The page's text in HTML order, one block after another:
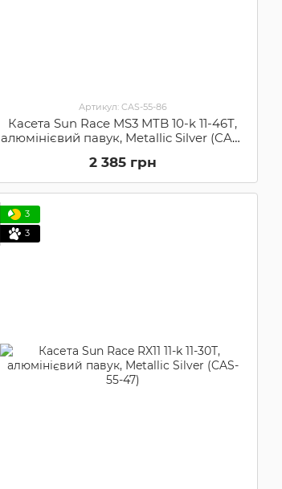
Артикул: CAS-55-86
Касета Sun Race MS3 MTB 10-k 11-46T,
алюмінієвий павук, Metallic Silver (CAS-
2 385 грн
3
3